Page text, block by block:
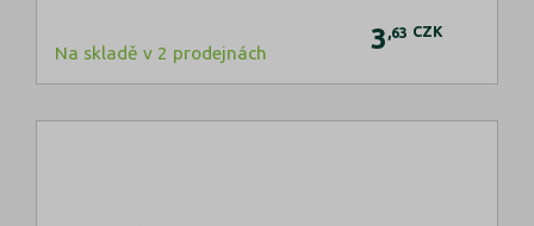
Na skladě v 2 prodejnách 3 ,63 CZK